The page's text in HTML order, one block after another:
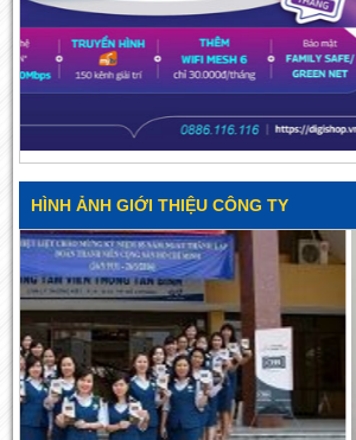
HÌNH ẢNH GIỚI THIỆU CÔNG TY